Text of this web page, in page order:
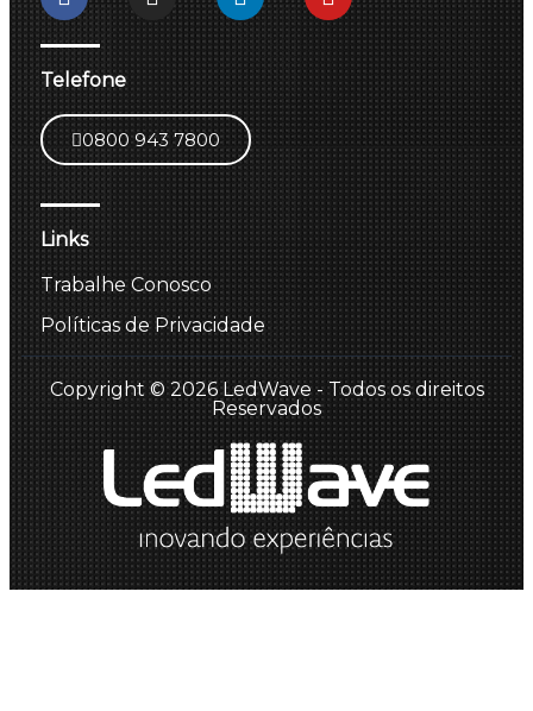
Telefone
0800 943 7800
Links
Trabalhe Conosco
Políticas de Privacidade
Copyright © 2026 LedWave - Todos os direitos
Reservados